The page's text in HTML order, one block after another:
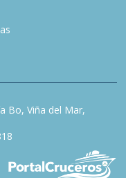
Bo, Viña del Mar,